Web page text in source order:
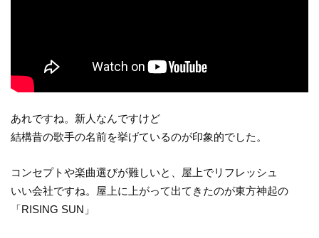
あれですね。新人なんですけど
結構昔の歌手の名前を挙げているのが印象的でした。
コンセプトや楽曲選びが難しいと、屋上でリフレッシュ
いい会社ですね。屋上に上がって出てきたのが東方神起の
「RISING SUN」